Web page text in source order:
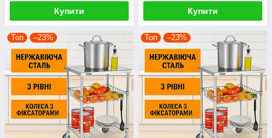
Купити Купити
Топ –23% Топ –23%